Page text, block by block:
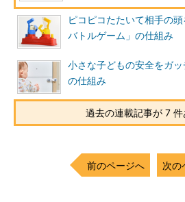
ピコピコたたいて相手の
バトルゲーム」の仕組み
小さな子どもの安全をガッ
の仕組み
過去の連載記事が 7 件
前のページへ 次の